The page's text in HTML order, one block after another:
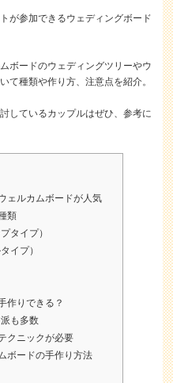
が参加できるウェディングボード
ボードのウェディングツリーやウ
て種類や作り方、注意点を紹介。
しているカップルはぜひ、参考に
ェルカムボードが人気
類
タイプ）
イプ）
作りできる？
も多数
クニックが必要
ボードの手作り方法